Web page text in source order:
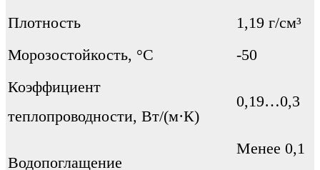
Плотность
1,19 г/см³
Морозостойкость, °С
-50
Коэффициент
теплопроводности, Вт/(м·К)
0,19…0,3
Водопоглащение
Менее 0,1